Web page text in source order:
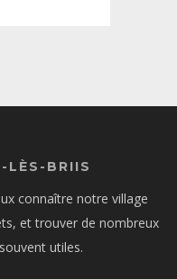
LÈS-BRIIS
connaître notre village
et trouver de nombreux
utiles.